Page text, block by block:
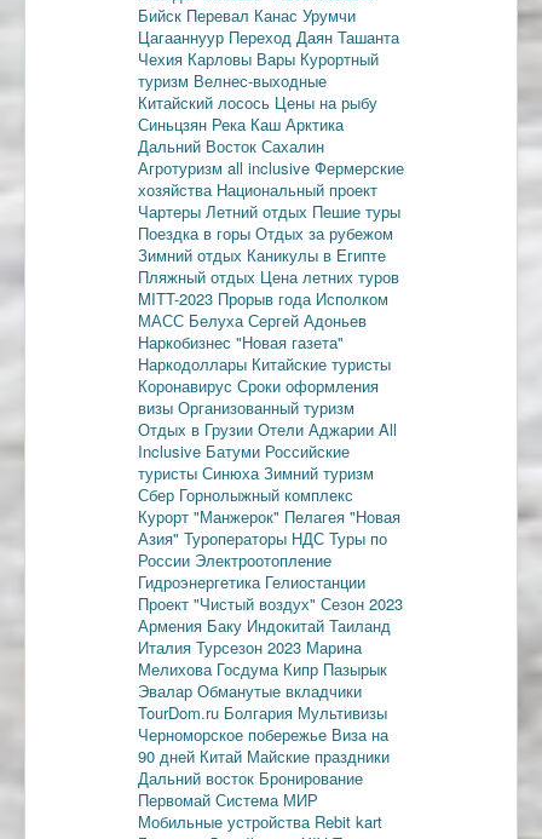
Бийск Перевал Канас Урумчи
Цагааннуур Переход Даян Ташанта
Чехия Карловы Вары Курортный
туризм Велнес-выходные
Китайский лосось Цены на рыбу
Синьцзян Река Каш Арктика
Дальний Восток Сахалин
Агротуризм all inclusive Фермерские
хозяйства Национальный проект
Чартеры Летний отдых Пешие туры
Поездка в горы Отдых за рубежом
Зимний отдых Каникулы в Египте
Пляжный отдых Цена летних туров
MITT-2023 Прорыв года Исполком
МАСС Белуха Сергей Адоньев
Наркобизнес "Новая газета"
Наркодоллары Китайские туристы
Коронавирус Сроки оформления
визы Организованный туризм
Отдых в Грузии Отели Аджарии All
Inclusive Батуми Российские
туристы Синюха Зимний туризм
Сбер Горнолыжный комплекс
Курорт "Манжерок" Пелагея "Новая
Азия" Туроператоры НДС Туры по
России Электроотопление
Гидроэнергетика Гелиостанции
Проект "Чистый воздух" Сезон 2023
Армения Баку Индокитай Таиланд
Италия Турсезон 2023 Марина
Мелихова Госдума Кипр Пазырык
Эвалар Обманутые вкладчики
TourDom.ru Болгария Мультивизы
Черноморское побережье Виза на
90 дней Китай Майские праздники
Дальний восток Бронирование
Первомай Система МИР
Мобильные устройства Rebit kart